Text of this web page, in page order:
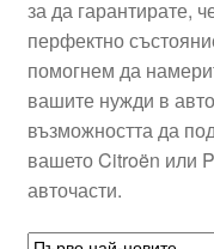
Разгледайте
Транспорт
за да гарантирате,
перфектно
помогнем да
вашите нужди в
възможността да
вашето Citroën или
авточасти.